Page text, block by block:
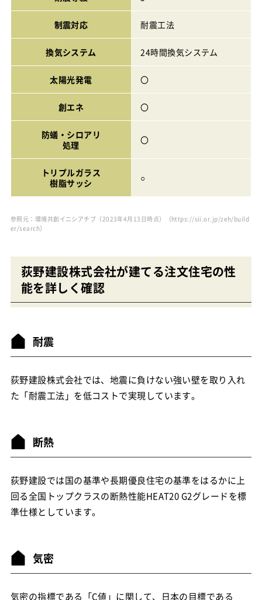
制震対応 耐震工法
換気システム 24時間換気システム
太陽光発電 〇
創エネ 〇
防蟻・シロアリ
処理
〇
トリプルガラス
樹脂サッシ
○
参照元：環境共創イニシアチブ（2023年4月13日時点）
（https://sii.or.jp/zeh/build
er/search）
荻野建設株式会社が建てる注文住宅の性
能を詳しく確認
耐震
荻野建設株式会社では、地震に負けない強い壁を取り入れ
た「耐震工法」を低コストで実現しています。
断熱
荻野建設では国の基準や長期優良住宅の基準をはるかに上
回る全国トップクラスの断熱性能HEAT20 G2グレードを標
準仕様としています。
気密
気密の指標である「C値」に関して、日本の目標である